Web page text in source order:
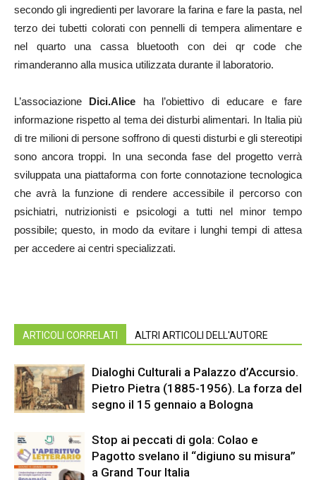
secondo gli ingredienti per lavorare la farina e fare la pasta, nel
terzo dei tubetti colorati con pennelli di tempera alimentare e
nel quarto una cassa bluetooth con dei qr code che
rimanderanno alla musica utilizzata durante il laboratorio.
L’associazione Dici.Alice ha l’obiettivo di educare e fare
informazione rispetto al tema dei disturbi alimentari. In Italia più
di tre milioni di persone soffrono di questi disturbi e gli stereotipi
sono ancora troppi. In una seconda fase del progetto verrà
sviluppata una piattaforma con forte connotazione tecnologica
che avrà la funzione di rendere accessibile il percorso con
psichiatri, nutrizionisti e psicologi a tutti nel minor tempo
possibile; questo, in modo da evitare i lunghi tempi di attesa
per accedere ai centri specializzati.
ARTICOLI CORRELATI ALTRI ARTICOLI DELL'AUTORE
Dialoghi Culturali a Palazzo d’Accursio.
Pietro Pietra (1885-1956). La forza del
segno il 15 gennaio a Bologna
Stop ai peccati di gola: Colao e
Pagotto svelano il “digiuno su misura”
a Grand Tour Italia